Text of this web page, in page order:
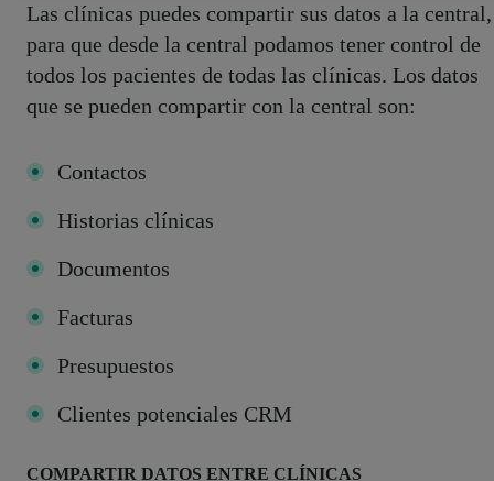
Las clínicas puedes compartir sus datos a la central,
para que desde la central podamos tener control de
todos los pacientes de todas las clínicas. Los datos
que se pueden compartir con la central son:
Contactos
Historias clínicas
Documentos
Facturas
Presupuestos
Clientes potenciales CRM
COMPARTIR DATOS ENTRE CLÍNICAS